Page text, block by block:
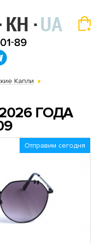
Капли
ГОДА
Отправим сегодня